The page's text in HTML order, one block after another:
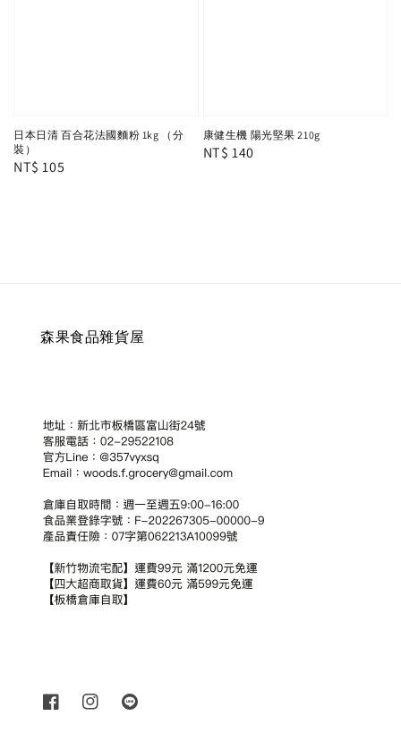
日本日清 百合花法國麵粉 1kg （分
裝）
Regular
NT$ 105
康健生機 陽光堅果 210g
Regular
NT$ 140
森果食品雜貨屋